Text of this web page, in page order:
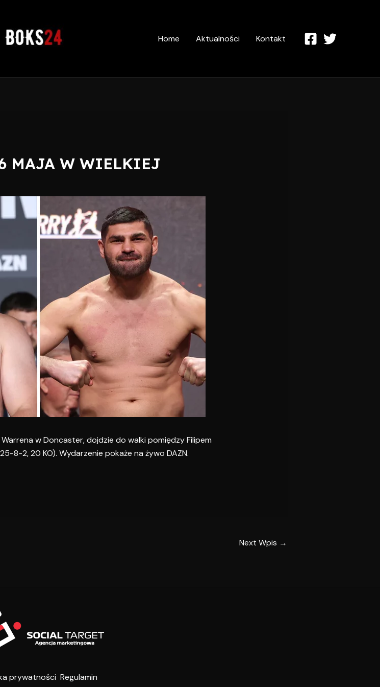
Home Aktualności Kontakt
MAJA W WIELKIEJ
w Doncaster, dojdzie do walki pomiędzy Filipem
8-2, 20 KO). Wydarzenie pokaże na żywo DAZN.
Next Wpis →
prywatności Regulamin